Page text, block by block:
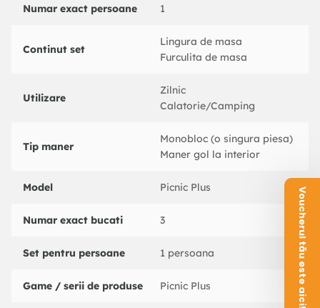
Numar exact persoane 1
Continut set
Lingura de masa
Furculita de masa
Utilizare
Zilnic
Calatorie/Camping
Tip maner
Monobloc (o singura piesa)
Maner gol la interior
Model Picnic Plus
Numar exact bucati 3
Set pentru persoane 1 persoana
Game / serii de produse Picnic Plus Voucherul tău este aici!